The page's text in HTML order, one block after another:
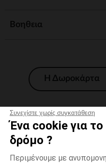
Συνεχίστε χωρίς συγκατάθεση
Ένα cookie για το
δρόμο ?
Περιμένουμε με
Βοηθεια
Η Δωροκάρτα
Γενικοί